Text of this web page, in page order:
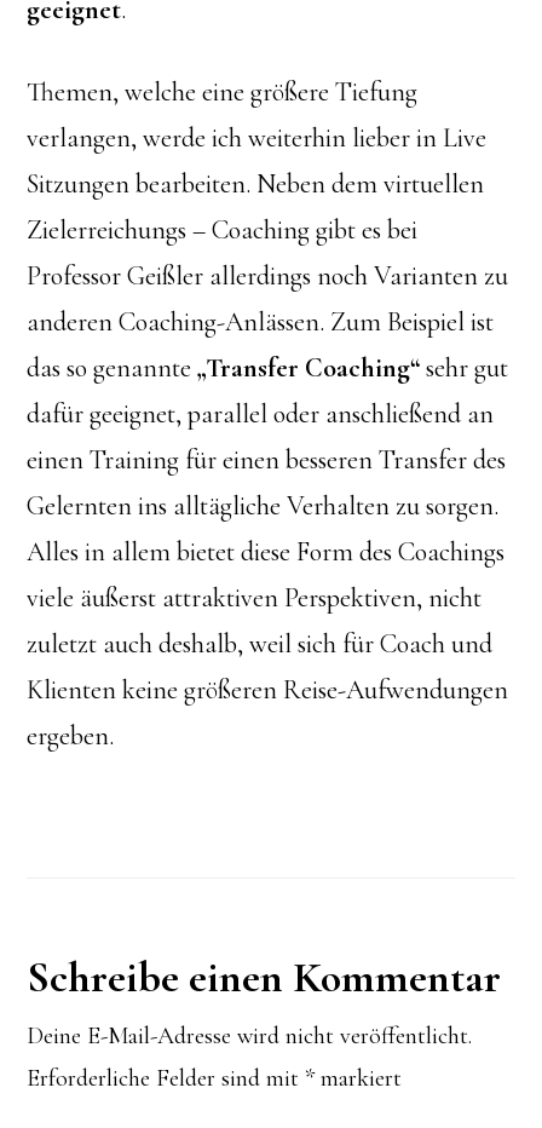
geeignet.
Themen, welche eine größere Tiefung
verlangen, werde ich weiterhin lieber in Live
Sitzungen bearbeiten. Neben dem virtuellen
Zielerreichungs – Coaching gibt es bei
Professor Geißler allerdings noch Varianten zu
anderen Coaching-Anlässen. Zum Beispiel ist
das so genannte„Transfer Coaching“sehr gut
dafür geeignet, parallel oder anschließend an
einen Training für einen besseren Transfer des
Gelernten ins alltägliche Verhalten zu sorgen.
Alles in allem bietet diese Form des Coachings
viele äußerst attraktiven Perspektiven, nicht
zuletzt auch deshalb, weil sich für Coach und
Klienten keine größeren Reise-Aufwendungen
ergeben.
Leser-
Interaktionen
Schreibe einen Kommentar
Deine E-Mail-Adresse wird nicht veröffentlicht.
Erforderliche Felder sind mit *markiert